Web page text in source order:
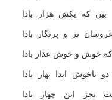
كه یكش هزار بادا
تر و پرنگار بادا
كه خوش و خوش عذار بادا
ناخوش ابدا بهار بادا
بجز این چهار بادا